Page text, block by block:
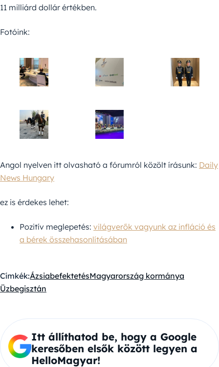
11 milliárd dollár értékben.
Fotóink:
Angol nyelven itt olvasható a fórumról közölt írásunk: Daily
News Hungary
ez is érdekes lehet:
Pozitív meglepetés: világverők vagyunk az infláció és
a bérek összehasonlításában
Címkék:ÁzsiabefektetésMagyarország kormánya
Üzbegisztán
Itt állíthatod be, hogy a Google
keresőben elsők között legyen a
HelloMagyar!